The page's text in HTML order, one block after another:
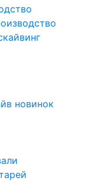
новинок